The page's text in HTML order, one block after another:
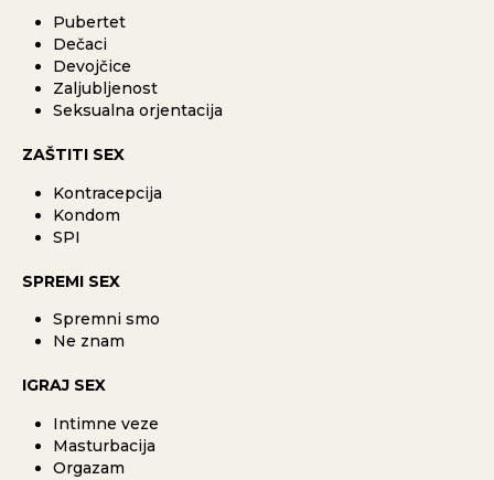
Pubertet
Dečaci
Devojčice
Zaljubljenost
Seksualna orjentacija
ZAŠTITI SEX
Kontracepcija
Kondom
SPI
SPREMI SEX
Spremni smo
Ne znam
IGRAJ SEX
Intimne veze
Masturbacija
Orgazam